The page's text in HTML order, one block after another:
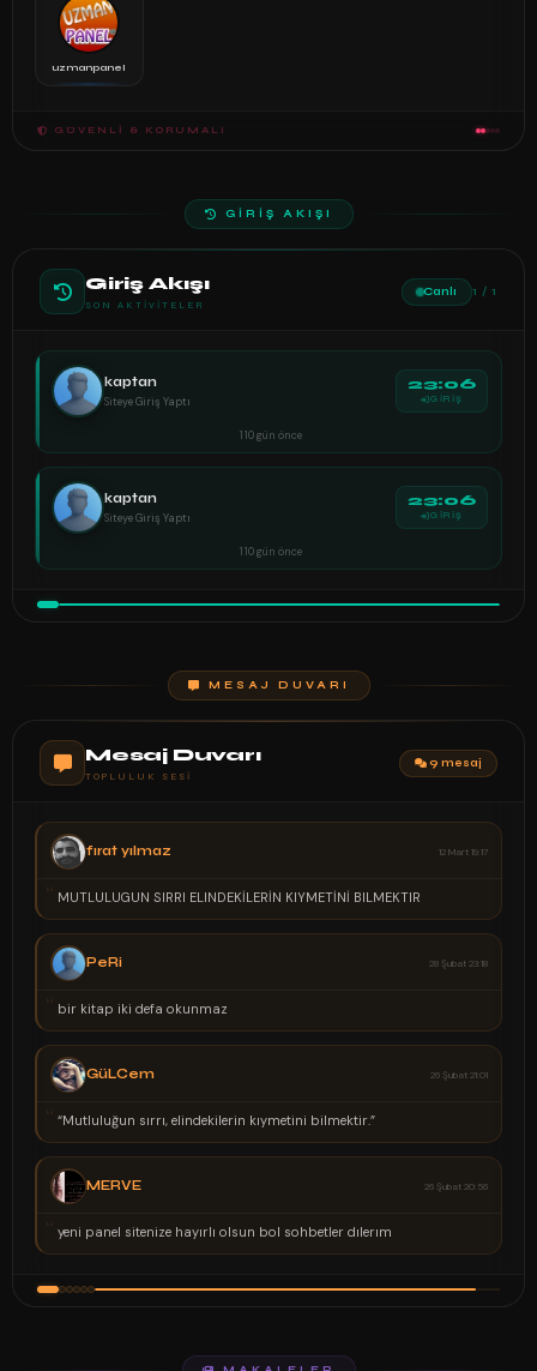
uzmanpanel
GÜVENLI & KORUMALI
GİRİŞ AKIŞI
Giriş Akışı
SON AKTIVITELER
Canlı 1 / 1
kaptan
Siteye Giriş Yaptı
23:06
GİRİŞ
110 gün önce
kaptan
Siteye Giriş Yaptı
23:06
GİRİŞ
110 gün önce
MESAJ DUVARI
Mesaj Duvarı
TOPLULUK SESI
9 mesaj
ELiF 02 Şubat 00:37
Yine Yeniden Sizlerle Devam Ediyoruz
MeD 02 Şubat 00:30
Gerçek Güzellik Kalptedir Anlayana
BaDe 02 Şubat 00:25
Boş Yapma Hadi Chat Yap
KüBRa 02 Şubat 00:21
Herkes Burada Sen Nerdesin...